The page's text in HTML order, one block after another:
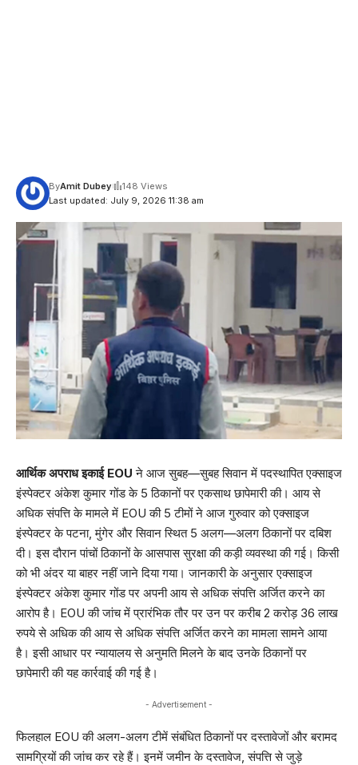
Last updated: July 9, 2026 11:38 am
ByAmit Dubey 148 Views
आर्थिक अपराध इकाई EOU ने आज सुबह—सुबह सिवान में पदस्थापित एक्साइज
इंस्पेक्टर अंकेश कुमार गोंड के 5 ठिकानों पर एकसाथ छापेमारी की। आय से
अधिक संपत्ति के मामले में EOU की 5 टीमों ने आज गुरुवार को एक्साइज
इंस्पेक्टर के पटना, मुंगेर और सिवान स्थित 5 अलग—अलग ठिकानों पर दबिश
दी। इस दौरान पांचों ठिकानों के आसपास सुरक्षा की कड़ी व्यवस्था की गई। किसी
को भी अंदर या बाहर नहीं जाने दिया गया। जानकारी के अनुसार एक्साइज
इंस्पेक्टर अंकेश कुमार गोंड पर अपनी आय से अधिक संपत्ति अर्जित करने का
आरोप है। EOU की जांच में प्रारंभिक तौर पर उन पर करीब 2 करोड़ 36 लाख
रुपये से अधिक की आय से अधिक संपत्ति अर्जित करने का मामला सामने आया
है। इसी आधार पर न्यायालय से अनुमति मिलने के बाद उनके ठिकानों पर
छापेमारी की यह कार्रवाई की गई है।
- Advertisement -
फिलहाल EOU की अलग-अलग टीमें संबंधित ठिकानों पर दस्तावेजों और बरामद
सामग्रियों की जांच कर रहे हैं। इनमें जमीन के दस्तावेज, संपत्ति से जुड़े